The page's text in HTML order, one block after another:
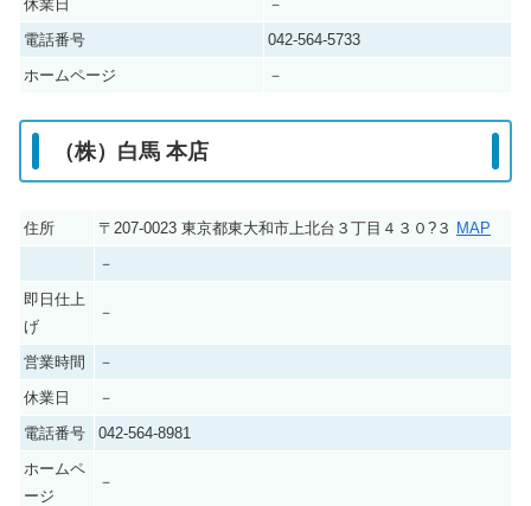
休業日
－
電話番号
042-564-5733
ホームページ
－
（株）白馬 本店
住所 〒207-0023 東京都東大和市上北台３丁目４３０?３ MAP
－
即日仕上
げ
－
営業時間
－
休業日
－
電話番号
042-564-8981
ホームペ
ージ
－